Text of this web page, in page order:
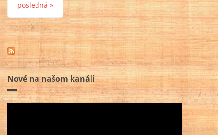
posledná »
Nové na našom kanáli